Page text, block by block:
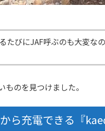
たびにJAF呼ぶのも大変な
のを見つけました。
ら充電できる『